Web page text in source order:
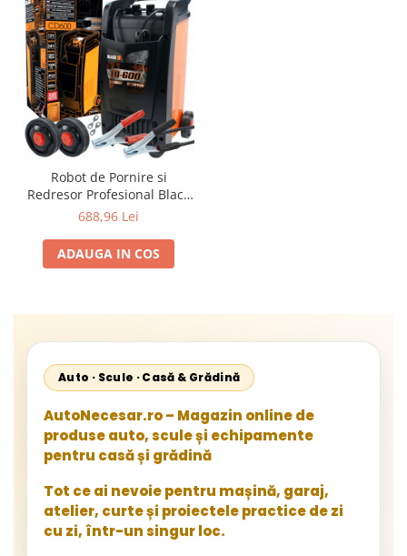
Robot de Pornire si
Redresor Profesional Black
CD-600, 12V/24V, Functie
700Ah
688,96 Lei
ADAUGA IN COS
Auto · Scule · Casă & Grădină
AutoNecesar.ro – Magazin online de
produse auto, scule și echipamente
pentru casă și grădină
Tot ce ai nevoie pentru mașină, garaj,
atelier, curte și proiectele practice de zi
cu zi, într-un singur loc.